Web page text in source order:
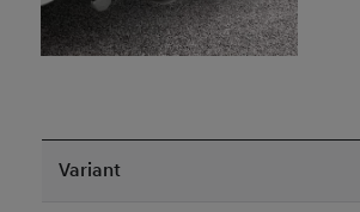
Variant